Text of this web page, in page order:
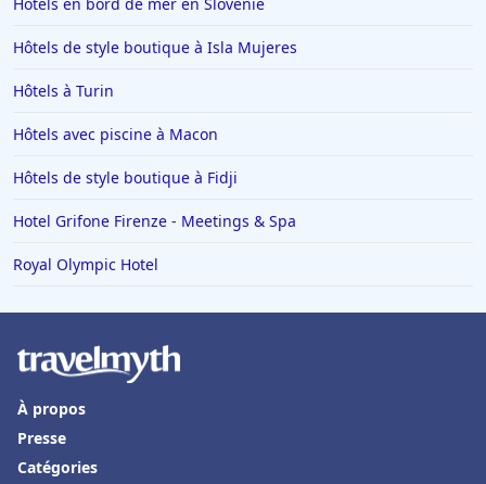
Hôtels de style boutique à Isla Mujeres
Hôtels à Turin
Hôtels avec piscine à Macon
Hôtels de style boutique à Fidji
Hotel Grifone Firenze - Meetings & Spa
Royal Olympic Hotel
À propos
Presse
Catégories